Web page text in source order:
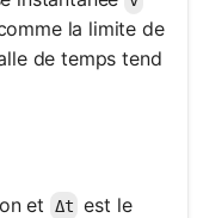
la limite de
de temps tend
t \to
et Δt est le